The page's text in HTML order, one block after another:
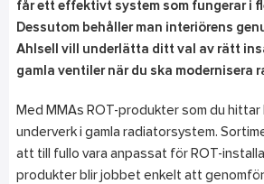
får ett effektivt system som fungerar i
Dessutom behåller man interiörens
Ahlsell vill underlätta ditt val av rätt
gamla ventiler när du ska modernisera
Med MMAs ROT-produkter som du hittar
underverk i gamla radiatorsystem.
att till fullo vara anpassat för ROT-
produkter blir jobbet enkelt att